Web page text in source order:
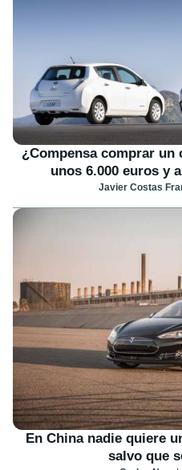
¿Compensa comprar un
unos 6.000 euros y
Javier Costas
En China nadie quiere
salvo que